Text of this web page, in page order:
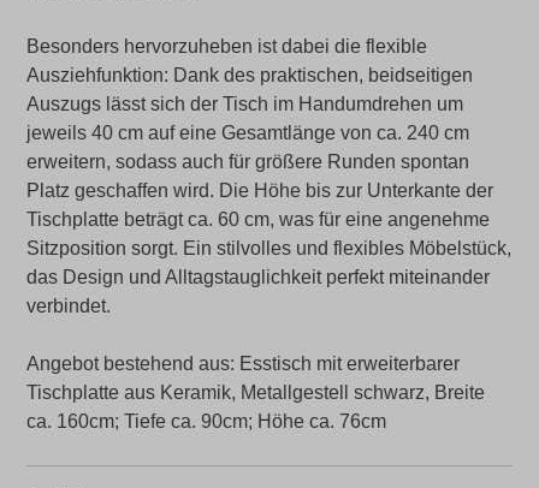
Besonders hervorzuheben ist dabei die flexible
Ausziehfunktion: Dank des praktischen, beidseitigen
Auszugs lässt sich der Tisch im Handumdrehen um
jeweils 40 cm auf eine Gesamtlänge von ca. 240 cm
erweitern, sodass auch für größere Runden spontan
Platz geschaffen wird. Die Höhe bis zur Unterkante der
Tischplatte beträgt ca. 60 cm, was für eine angenehme
Sitzposition sorgt. Ein stilvolles und flexibles Möbelstück,
das Design und Alltagstauglichkeit perfekt miteinander
verbindet.
Angebot bestehend aus: Esstisch mit erweiterbarer
Tischplatte aus Keramik, Metallgestell schwarz, Breite
ca. 160cm; Tiefe ca. 90cm; Höhe ca. 76cm